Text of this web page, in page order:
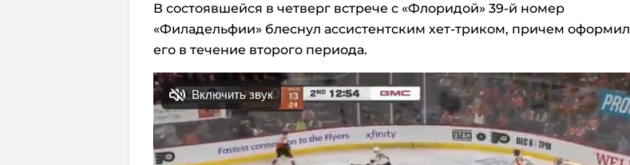
В состоявшейся в четверг встрече с «Флоридой» 39-й номер
«Филадельфии» блеснул ассистентским хет-триком, причем оформил
его в течение второго периода.